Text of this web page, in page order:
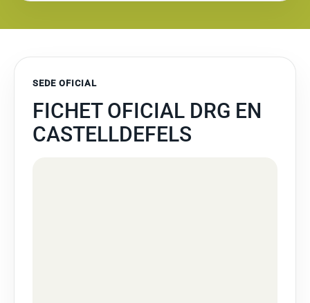
SEDE OFICIAL
FICHET OFICIAL DRG EN
CASTELLDEFELS